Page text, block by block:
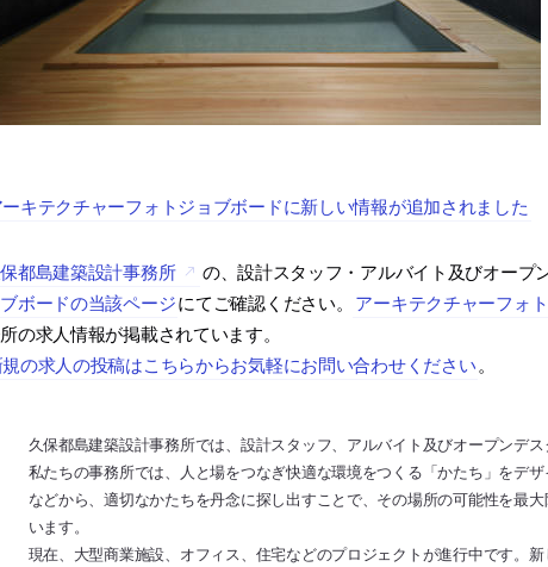
キテクチャーフォトジョブボードに新しい情報が追加されました
都島建築設計事務所 の、設計スタッフ・アルバイト及びオープ
ボードの当該ページにてご確認ください。 アーキテクチャーフォ
の求人情報が掲載されています。
の求人の投稿はこちらからお気軽にお問い合わせください。
久保都島建築設計事務所では、設計スタッフ、アルバイト及びオープンデス
私たちの事務所では、人と場をつなぎ快適な環境をつくる「かたち」をデ
などから、適切なかたちを丹念に探し出すことで、その場所の可能性を最
います。
現在、大型商業施設、オフィス、住宅などのプロジェクトが進行中です。